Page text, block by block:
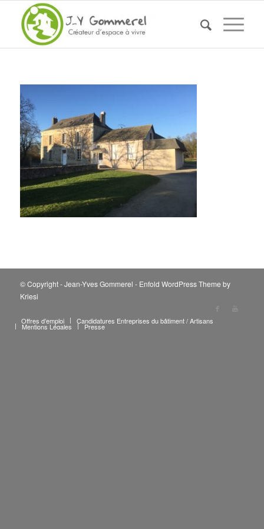
© Copyright - Jean-Yves Gommerel - Enfold WordPress Theme by
Kriesi
Offres d’emploi Candidatures Entreprises du bâtiment / Artisans
Mentions Légales Presse